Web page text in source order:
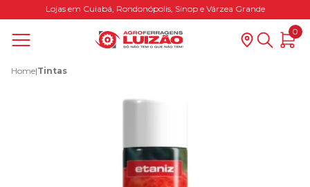
Lojas em Cuiabá, Rondonópolis, Sinop e Várzea Grande
0
Home|Tintas